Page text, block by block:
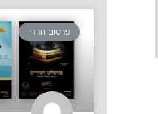
פרסום חרדי